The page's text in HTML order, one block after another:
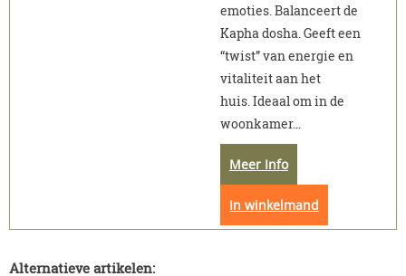
emoties. Balanceert de
Kapha dosha. Geeft een
“twist” van energie en
vitaliteit aan het
huis. Ideaal om in de
woonkamer...
Meer Info
In winkelmand
Alternatieve artikelen: